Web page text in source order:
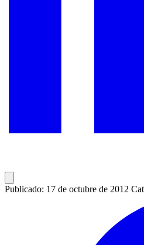
Publicado: 17 de octubre de 2012